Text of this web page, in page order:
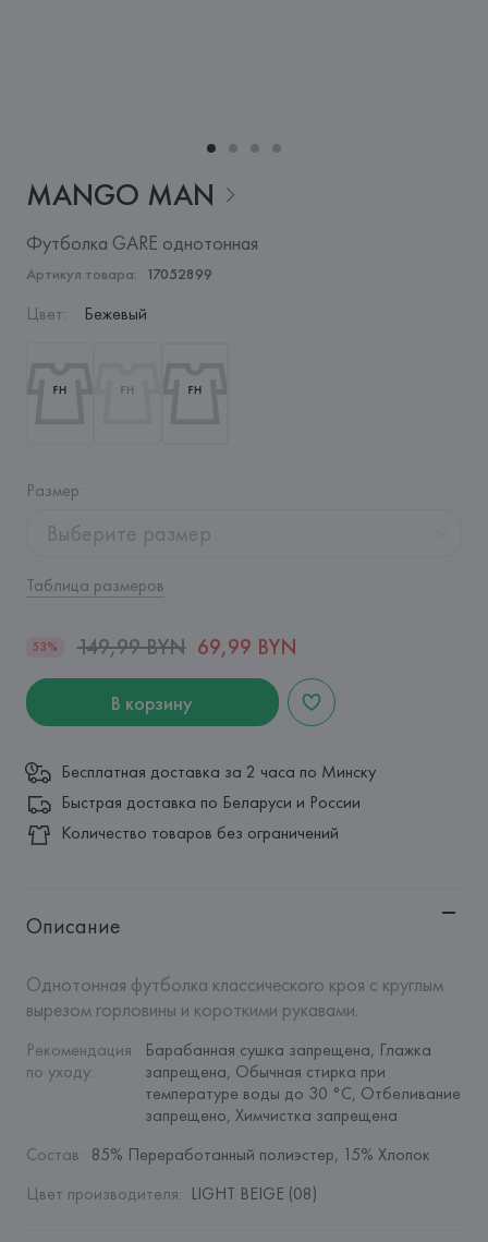
MANGO MAN
Футболка GARE однотонная
Артикул товара: 17052899
Цвет: Бежевый
Размер:
Выберите размер
Таблица размеров
53% 149,99 BYN 69,99 BYN
В корзину
Бесплатная доставка за 2 часа по Минску
Быстрая доставка по Беларуси и России
Количество товаров без ограничений
Описание
Однотонная футболка классического кроя с круглым
вырезом горловины и короткими рукавами.
Рекомендация
по уходу:
Барабанная сушка запрещена, Глажка
запрещена, Обычная стирка при
температуре воды до 30 °C, Отбеливание
запрещено, Химчистка запрещена
Состав: 85% Переработанный полиэстер, 15% Хлопок
Цвет производителя: LIGHT BEIGE (08)